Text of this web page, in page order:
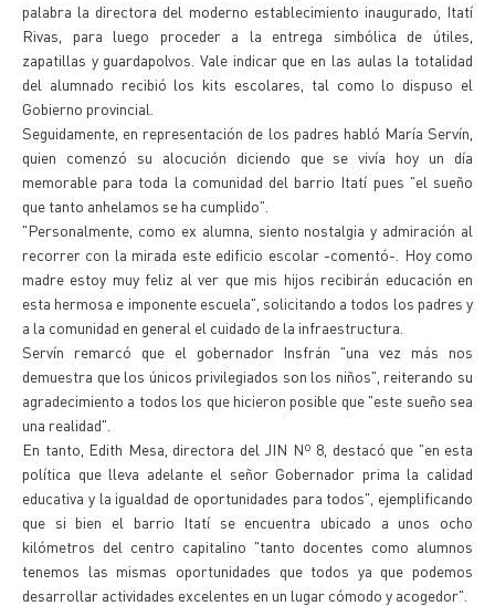
palabra la directora del moderno establecimiento inaugurado, Itatí
Rivas, para luego proceder a la entrega simbólica de útiles,
zapatillas y guardapolvos. Vale indicar que en las aulas la totalidad
del alumnado recibió los kits escolares, tal como lo dispuso el
Gobierno provincial.
Seguidamente, en representación de los padres habló María Servín,
quien comenzó su alocución diciendo que se vivía hoy un día
memorable para toda la comunidad del barrio Itatí pues "el sueño
que tanto anhelamos se ha cumplido".
"Personalmente, como ex alumna, siento nostalgia y admiración al
recorrer con la mirada este edificio escolar -comentó-. Hoy como
madre estoy muy feliz al ver que mis hijos recibirán educación en
esta hermosa e imponente escuela", solicitando a todos los padres y
a la comunidad en general el cuidado de la infraestructura.
Servín remarcó que el gobernador Insfrán "una vez más nos
demuestra que los únicos privilegiados son los niños", reiterando su
agradecimiento a todos los que hicieron posible que "este sueño sea
una realidad".
En tanto, Edith Mesa, directora del JIN Nº 8, destacó que "en esta
política que lleva adelante el señor Gobernador prima la calidad
educativa y la igualdad de oportunidades para todos", ejemplificando
que si bien el barrio Itatí se encuentra ubicado a unos ocho
kilómetros del centro capitalino "tanto docentes como alumnos
tenemos las mismas oportunidades que todos ya que podemos
desarrollar actividades excelentes en un lugar cómodo y acogedor".